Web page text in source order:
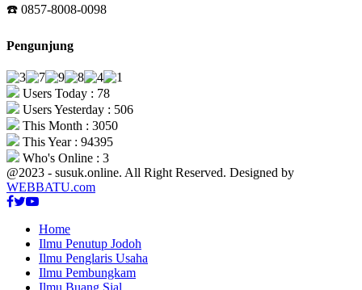
☎️ 0857-8008-0098
Pengunjung
Users Today : 78
Users Yesterday : 506
This Month : 3050
This Year : 94395
Who's Online : 3
@2023 - susuk.online. All Right Reserved. Designed by
WEBBATU.com
Facebook
Twitter
Youtube
Home
Ilmu Penutup Jodoh
Ilmu Penglaris Usaha
Ilmu Pembungkam
Ilmu Buang Sial